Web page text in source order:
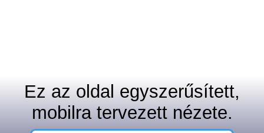
Ez az oldal egyszerűsített,
mobilra tervezett nézete.